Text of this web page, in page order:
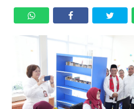
EKUIN
SAINS-TEKNO
INTERNASIONAL